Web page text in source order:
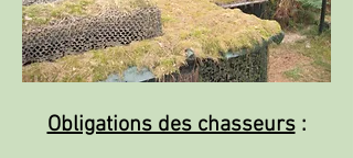
Obligations des chasseurs: